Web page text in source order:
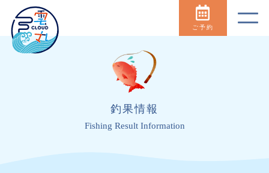
ご予約
釣果情報
Fishing Result Information